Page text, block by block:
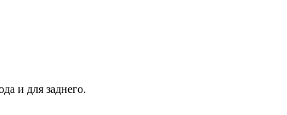
и для заднего.